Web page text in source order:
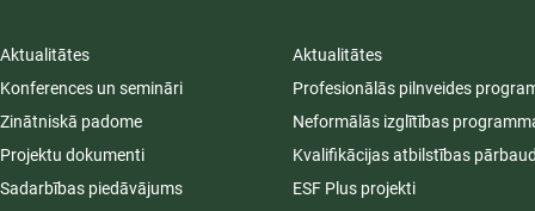
Aktualitātes
Konferences un semināri
Zinātniskā padome
Projektu dokumenti
Sadarbības piedāvājums
Aktualitātes
Profesionālās pilnveides
Neformālās izglītības
Kvalifikācijas atbilstības
ESF Plus projekti